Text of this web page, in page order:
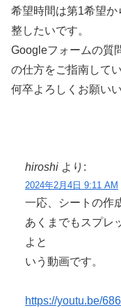
希望時間は第1希望
整したいです。
Googleフォームの質
の仕方をご指南して
何卒よろしくお願い
hiroshi より:
2024年2月4日 9:11 AM
一応、シートの作
あくまでもスプレ
よと
いう動画です。
https://youtu.be/